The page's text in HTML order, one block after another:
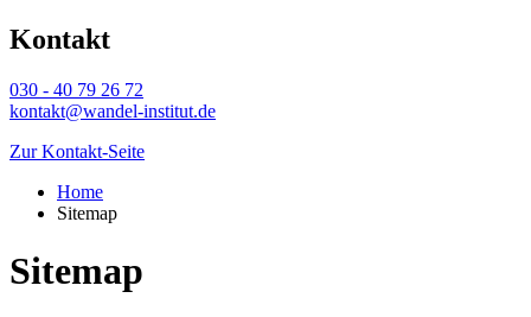
Kontakt
030 - 40 79 26 72
kontakt@wandel-institut.de
Zur Kontakt-Seite
Home
Sitemap
Sitemap